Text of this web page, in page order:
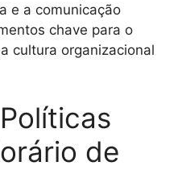
e a comunicação
chave para o
cultura organizacional
de